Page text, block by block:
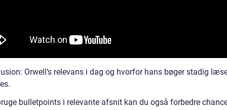
Orwell’s relevans i dag og hvorfor hans bøger stadig
bulletpoints i relevante afsnit kan du også forbedre